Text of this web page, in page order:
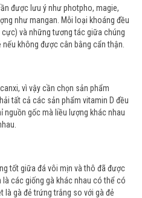
được lưu ý như photpho, magie,
như mangan. Mỗi loại khoáng đều
và những tương tác giữa chúng
không được cân bằng cẩn thận.
vì vậy cần chọn sản phẩm
tất cả các sản phẩm vitamin D đều
nguồn gốc mà liều lượng khác nhau
tốt giữa đá vôi mịn và thô đã được
các giống gà khác nhau có thể có
là gà đẻ trứng trắng so với gà đẻ